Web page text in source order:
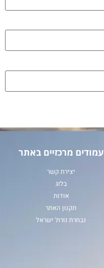
עמודים מרכזיים באתר
יצירת קשר
בלוג
אודות
תקנון האתר
נבחרת נורת' ישראל